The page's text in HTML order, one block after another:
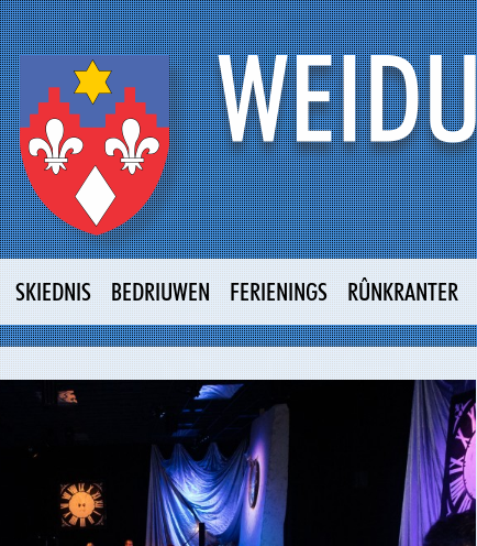
SKIEDNIS BEDRIUWEN FERIENINGS RÛNKRANTER